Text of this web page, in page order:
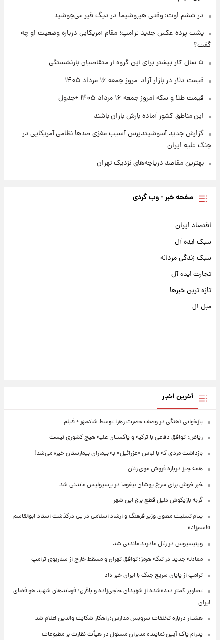
۱ روز پیش
شرایط تازه فروش اقساطی سایپا اعلام شد؛
شاهین، کوییک، اطلس، سهند و ساینا با اقساط
۱ روز پیش
قیمت سکه و طلا فردا
در ششم اوت؛ وقتی هیروشیما در دیگ قیر می‌جوشید
پشت پرده عکس جدید ترامپ؛ مقام آمریکایی درباره وضعیت او چه
گفت؟
۵ سال کار بیشتر برای این گروه از متقاضیان بازنشستگی
قیمت دلار در بازار آزاد امروز جمعه ۱۶ مرداد ۱۴۰۵
قیمت طلا و سکه امروز جمعه ۱۶ مرداد ۱۴۰۵ +جدول
این مناطق کشور آماده بارش باران باشند
گزارش جدید آسوشیتدپرس آسیب مغزی صدها نظامی آمریکایی در
جنگ علیه ایران
بهترین مقاصد دریاچه‌های نزدیک تهران
صفحه خبر - وب گردی
اقتصاد ایران
سبک ایده آل
سبک زندگی مردانه
تجارت ایده آل
تازه ترین خبرها
مبل ال
آخرین اخبار
بازخوانی آهنگی در وصف حضرت زهرا توسط شادمهر + فیلم
ریاض: توافق دفاعی با ترکیه و پاکستان علیه هیچ کشوری نیست
بازداشت مردی که با لباس «عزرائیل» به بیماران بیمارستان خیره می‌شد!
همه چیز درباره فروش موی زنان
خبر خوش برای سرخ پوشان بیفوما در پرسپولیس ماندنی شد
گربه بازیگوش دلیل قطع برق این شهر
پیام تسلیت معاون وزیر فرهنگ و ارشاد اسلامی در پی درگذشت استاد ابوالقاسم
قاسم‌زاده
وینیسیوس در رئال مادرید ماندنی شد
معادله جدید در تنگه هرمز؛ توافق تهران و مسقط خارج از سناریوی ترامپ
ترامپ از پایان سریع جنگ با ایران خبر داد
تصاویر کمتر دیده‌شده از شهیدان حاجی‌زاده و باقری؛ فرماندهان شهید هوافضای
ایران
هشدار درباره تخلفات سرویس مدارس؛ راهکار شکایت والدین اعلام شد
پدرام پاک آیین نماینده مدیران مسئول در هیأت نظارت بر مطبوعات